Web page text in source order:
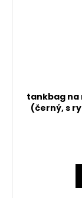
tankbag na
(černý, s